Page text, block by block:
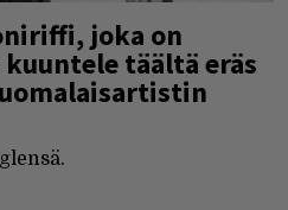
joka on
täältä eräs